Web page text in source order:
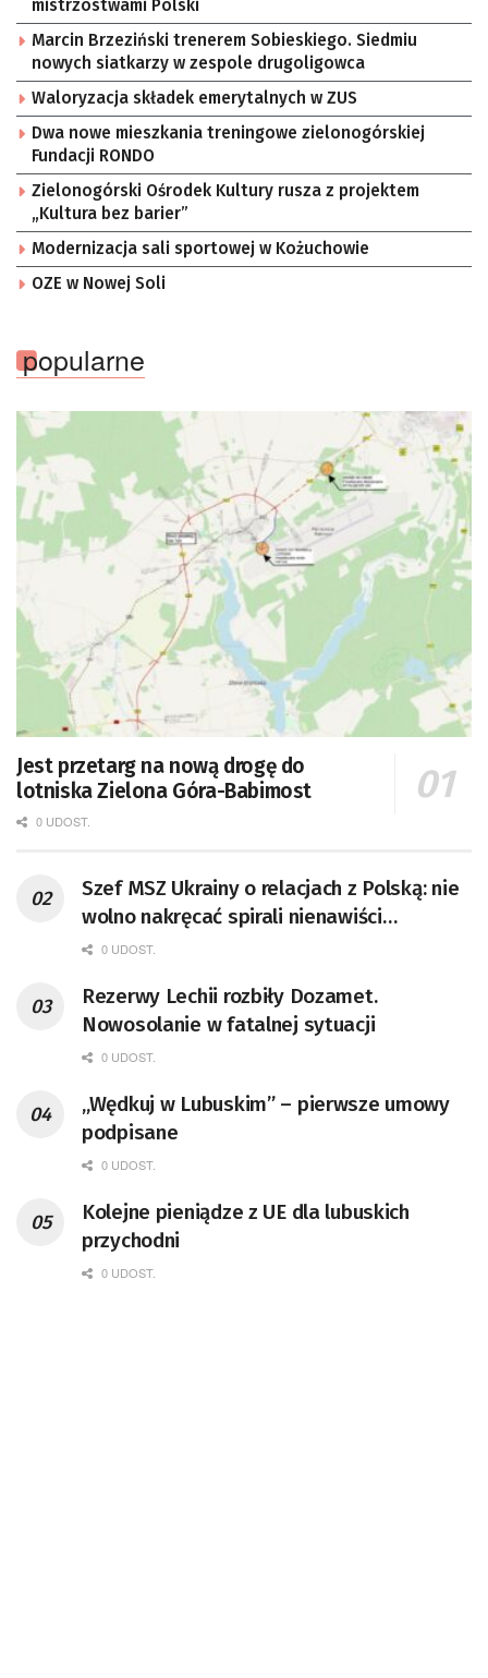
mistrzostwami Polski
Marcin Brzeziński trenerem Sobieskiego. Siedmiu
nowych siatkarzy w zespole drugoligowca
Waloryzacja składek emerytalnych w ZUS
Dwa nowe mieszkania treningowe zielonogórskiej
Fundacji RONDO
Zielonogórski Ośrodek Kultury rusza z projektem
„Kultura bez barier”
Modernizacja sali sportowej w Kożuchowie
OZE w Nowej Soli
popularne
Jest przetarg na nową drogę do
lotniska Zielona Góra-Babimost
0 UDOST.
Szef MSZ Ukrainy o relacjach z Polską: nie
wolno nakręcać spirali nienawiści
[AKTUALIZACJA]
0 UDOST.
Rezerwy Lechii rozbiły Dozamet.
Nowosolanie w fatalnej sytuacji
0 UDOST.
„Wędkuj w Lubuskim” – pierwsze umowy
podpisane
0 UDOST.
Kolejne pieniądze z UE dla lubuskich
przychodni
0 UDOST.